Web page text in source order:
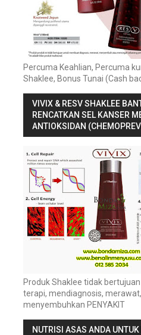
Percuma Keahlian, Percuma
Shaklee, Bonus Tunai (Cash
VIVIX & RESV SHAKLEE
RENCATKAN SEL KANSER
ANTIOKSIDAN
Produk Shaklee tidak
terapi, mendiagnosis, merawat,
menyembuhkan PENYAKIT
NUTRISI ASAS ANDA